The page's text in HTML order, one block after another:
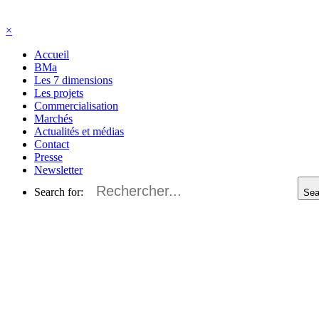
×
Accueil
BMa
Les 7 dimensions
Les projets
Commercialisation
Marchés
Actualités et médias
Contact
Presse
Newsletter
Search for: